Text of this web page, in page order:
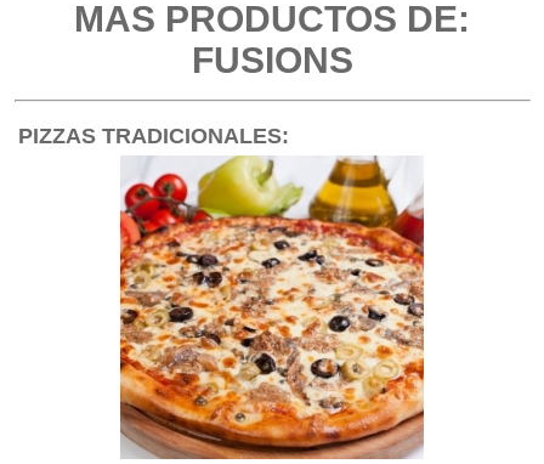
MAS PRODUCTOS DE:
FUSIONS
PIZZAS TRADICIONALES: